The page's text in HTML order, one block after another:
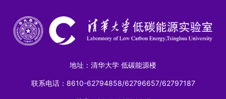
地址：清华大学 低碳能源楼
联系电话：8610-62794858/62796657/62797187